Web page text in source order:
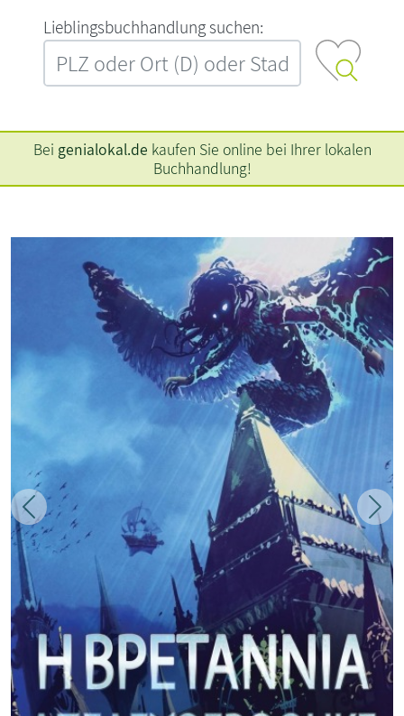
L‍i‍e‍b‍l‍i‍n‍g‍s‍b‍u‍c‍h‍h‍a‍n‍d‍l‍u‍n‍g‍ ‍s‍u‍c‍h‍e‍n‍:‍
Bei genialokal.de kaufen Sie online bei Ihrer lokalen
Buchhandlung!
Zurück